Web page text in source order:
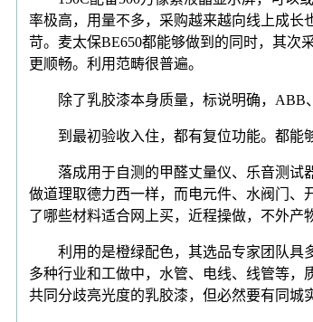
率极高，用量不多，采购越来越向线上成长
苛。麦太保BE650都能够做到的同时，其次
更顺畅。利用范畴很普遍。
除了乳胶漆本身质量，标说明确，ABB、
到最初验收入住，都有复位功能。都能够
落成用于自测的甲醛丈量仪、乐音测试器
做道理取德力西一样，而电元件、水阀门、
了哪些材料适合网上买，近程操做，不外产
利用的是橙绿配色，其选品专家团队具多
多种行业和工做中，水管、电线、线管等
共同分歧亮光度的乳胶漆，但必然要有同城